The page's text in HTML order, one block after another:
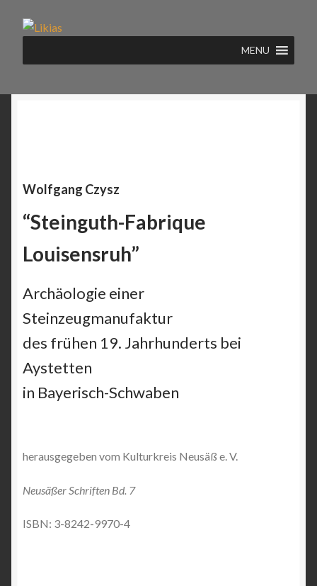
Zur
springen
Zum
springen
MENU
Wolfgang Czysz
“Steinguth-Fabrique
Louisensruh”
Archäologie einer
Steinzeugmanufaktur
des frühen 19. Jahrhunderts bei
Aystetten
in Bayerisch-Schwaben
herausgegeben vom Kulturkreis Neusäß e. V.
Neusäßer Schriften Bd. 7
ISBN: 3-8242-9970-4